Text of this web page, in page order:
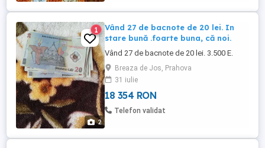
2
1
Vând 27 de bacnote de 20 lei. In
stare bună .foarte buna, că noi.
Vând 27 de bacnote de 20 lei. 3.500 E.
Breaza de Jos, Prahova
31 iulie
18 354 RON
Telefon validat